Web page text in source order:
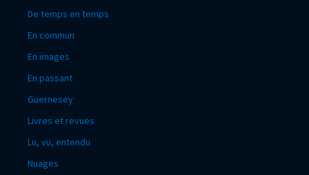
De temps en temps
En commun
En images
En passant
Guernesey
Livres et revues
Lu, vu, entendu
Nuages